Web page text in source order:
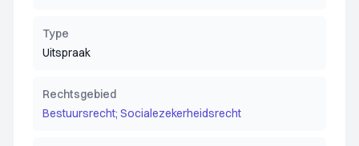
Type
Uitspraak
Rechtsgebied
Bestuursrecht; Socialezekerheidsrecht